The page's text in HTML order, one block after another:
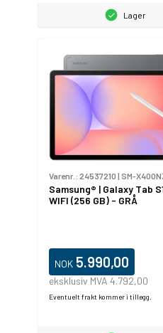
Lager
Varenr.: 24537210 | SM-
Samsung® | Galaxy Tab
WIFI (256 GB) - GRÅ
NOK 5.990,00
eksklusiv MVA 4.792,00
Eventuelt frakt kommer i tillegg.